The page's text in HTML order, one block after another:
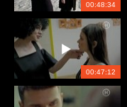
00:48:34
00:47:12